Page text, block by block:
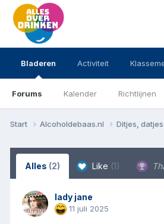
Bladeren
Forums Kalender Richtlijnen
Activiteit
Start Alcoholdebaas.nl Ditjes,
Alles (2) Like (1)
lady jane
11 juli 2025